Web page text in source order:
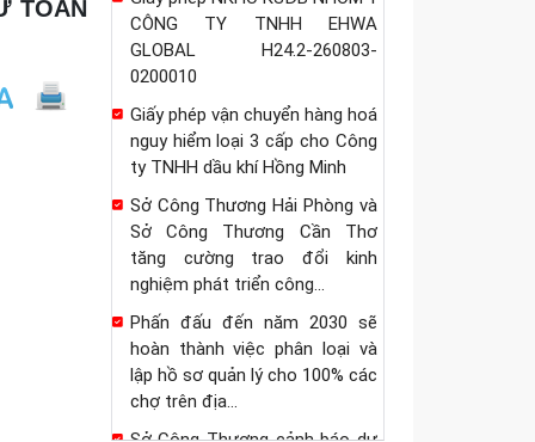
Sở Công Thương cảnh báo dự
thảo quy định của Hoa Kỳ về
đăng ký cơ sở sản xuất và khai
Quyết định ủy quyền cho Giám
đốc Sở Công Thương thực
thủ tục hành...
Quyết định ủy quyền cho Giám
đốc Sở Công Thương thực
thẩm quyền của Uỷ...
Quyết định phân cấp thực hiện
một số nhiệm vụ quản lý nhà